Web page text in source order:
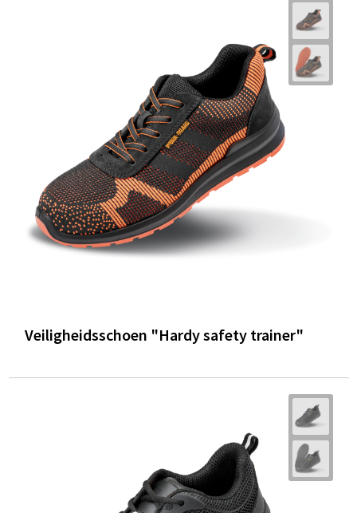
Veiligheidsschoen "Hardy safety trainer"